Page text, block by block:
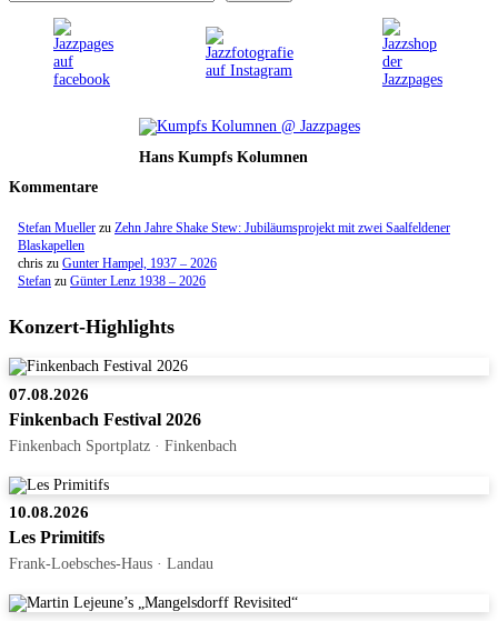
Hans Kumpfs Kolumnen
Kommentare
Stefan Mueller zu Zehn Jahre Shake Stew: Jubiläumsprojekt mit zwei Saalfeldener
Blaskapellen
chris zu Gunter Hampel, 1937 – 2026
Stefan zu Günter Lenz 1938 – 2026
Konzert-Highlights
07.08.2026
Finkenbach Festival 2026
Finkenbach Sportplatz · Finkenbach
10.08.2026
Les Primitifs
Frank-Loebsches-Haus · Landau